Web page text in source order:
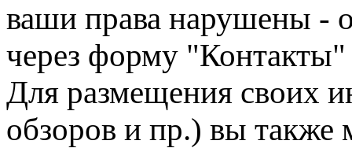
ваши права нарушены -
через форму "Контакты"
Для размещения своих
обзоров и пр.) вы также